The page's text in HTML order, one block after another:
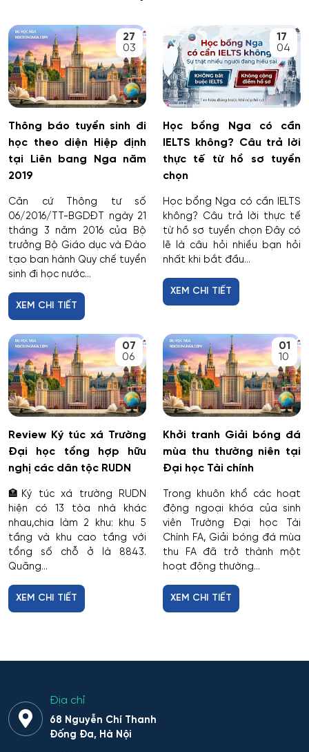
27
03
Thông báo tuyển sinh đi
học theo diện Hiệp định
tại Liên bang Nga năm
2019
Căn cứ Thông tư số
06/2016/TT-BGDĐT ngày 21
tháng 3 năm 2016 của Bộ
trưởng Bộ Giáo dục và Đào
tạo ban hành Quy chế tuyển
sinh đi học nước...
XEM CHI TIẾT
17
04
Học bổng Nga có cần
IELTS không? Câu trả lời
thực tế từ hồ sơ tuyển
chọn
Học bổng Nga có cần IELTS
không? Câu trả lời thực tế
từ hồ sơ tuyển chọn Đây có
lẽ là câu hỏi nhiều bạn hỏi
nhất khi bắt đầu...
XEM CHI TIẾT
07
06
Review Ký túc xá Trường
Đại học tổng hợp hữu
nghị các dân tộc RUDN
🏣Ký túc xá trường RUDN
hiện có 13 tòa nhà khác
nhau,chia làm 2 khu: khu 5
tầng và khu cao tầng với
tổng số chỗ ở là 8843.
Quãng...
XEM CHI TIẾT
01
10
Khởi tranh Giải bóng đá
mùa thu thường niên tại
Đại học Tài chính
Trong khuôn khổ các hoạt
động ngoại khóa của sinh
viên Trường Đại học Tài
Chính FA, Giải bóng đá mùa
thu FA đã trở thành một
hoạt động thường...
XEM CHI TIẾT
Địa chỉ
68 Nguyễn Chí Thanh
Đống Đa, Hà Nội